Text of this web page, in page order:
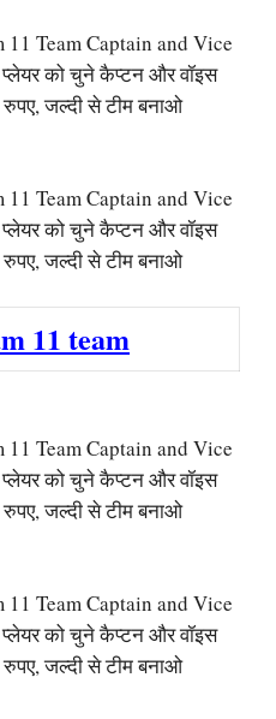
Team Captain and Vice
को चुने कैप्टन और वॉइस
जल्दी से टीम बनाओ
Team Captain and Vice
को चुने कैप्टन और वॉइस
जल्दी से टीम बनाओ
11 team
Team Captain and Vice
को चुने कैप्टन और वॉइस
जल्दी से टीम बनाओ
Team Captain and Vice
को चुने कैप्टन और वॉइस
जल्दी से टीम बनाओ